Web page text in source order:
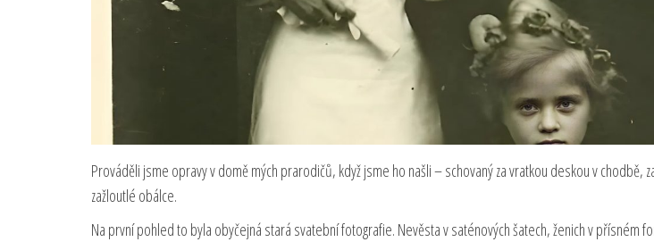
Prováděli jsme opravy v domě mých prarodičů, když jsme ho našli – schovaný za vratkou deskou v chodbě,
zažloutlé obálce.
Na první pohled to byla obyčejná stará svatební fotografie. Nevěsta v saténových šatech, ženich v přísném